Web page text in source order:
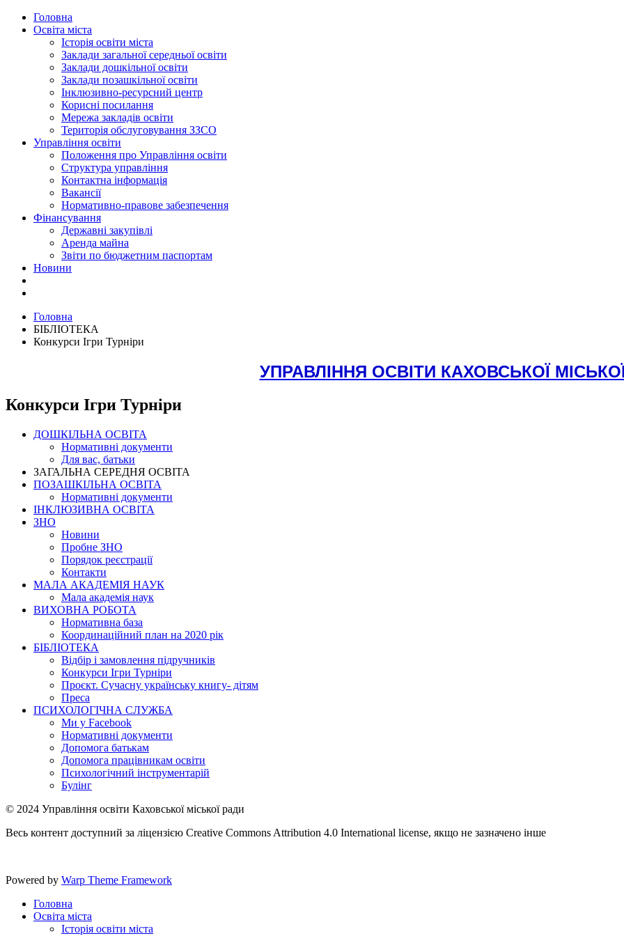
Головна
Освіта міста
Історія освіти міста
Заклади загальної середньої освіти
Заклади дошкільної освіти
Заклади позашкільної освіти
Інклюзивно-ресурсний центр
Корисні посилання
Мережа закладів освіти
Територія обслуговування ЗЗСО
Управління освіти
Положення про Управління освіти
Структура управління
Контактна інформація
Вакансії
Нормативно-правове забезпечення
Фінансування
Державні закупівлі
Аренда майна
Звіти по бюджетним паспортам
Новини
Головна
БІБЛІОТЕКА
Конкурси Ігри Турніри
УПРАВЛІННЯ ОСВІТИ КАХОВСЬКОЇ
Конкурси Ігри Турніри
ДОШКІЛЬНА ОСВІТА
Нормативні документи
Для вас, батьки
ЗАГАЛЬНА СЕРЕДНЯ ОСВІТА
ПОЗАШКІЛЬНА ОСВІТА
Нормативні документи
ІНКЛЮЗИВНА ОСВІТА
ЗНО
Новини
Пробне ЗНО
Порядок реєстрації
Контакти
МАЛА АКАДЕМІЯ НАУК
Мала академія наук
ВИХОВНА РОБОТА
Нормативна база
Координаційний план на 2020 рік
БІБЛІОТЕКА
Відбір і замовлення підручників
Конкурси Ігри Турніри
Проєкт. Сучасну українську книгу- дітям
Преса
ПСИХОЛОГІЧНА СЛУЖБА
Ми у Facebook
Нормативні документи
Допомога батькам
Допомога працівникам освіти
Психологічний інструментарій
Булінг
© 2024 Управління освіти Каховської міської ради
Весь контент доступний за ліцензією Creative Commons Attribution 4.0 International license, якщо не зазначено інше
Powered by Warp Theme Framework
Головна
Освіта міста
Історія освіти міста